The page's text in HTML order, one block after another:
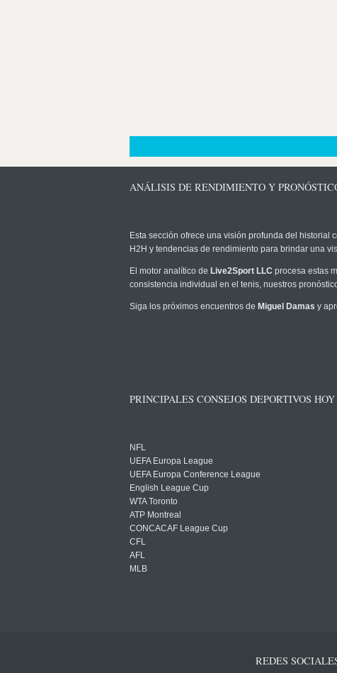
ANÁLISIS DE RENDIMIENTO Y
Esta sección ofrece una visión profunda del historial
H2H y tendencias de rendimiento para brindar una
El motor analítico de Live2Sport LLC procesa estas
consistencia individual en el tenis, nuestros
Siga los próximos encuentros de Miguel Damas y
PRINCIPALES CONSEJOS DEPORTIVOS HOY
NFL
UEFA Europa League
UEFA Europa Conference League
English League Cup
WTA Toronto
ATP Montreal
CONCACAF League Cup
CFL
AFL
MLB
REDES